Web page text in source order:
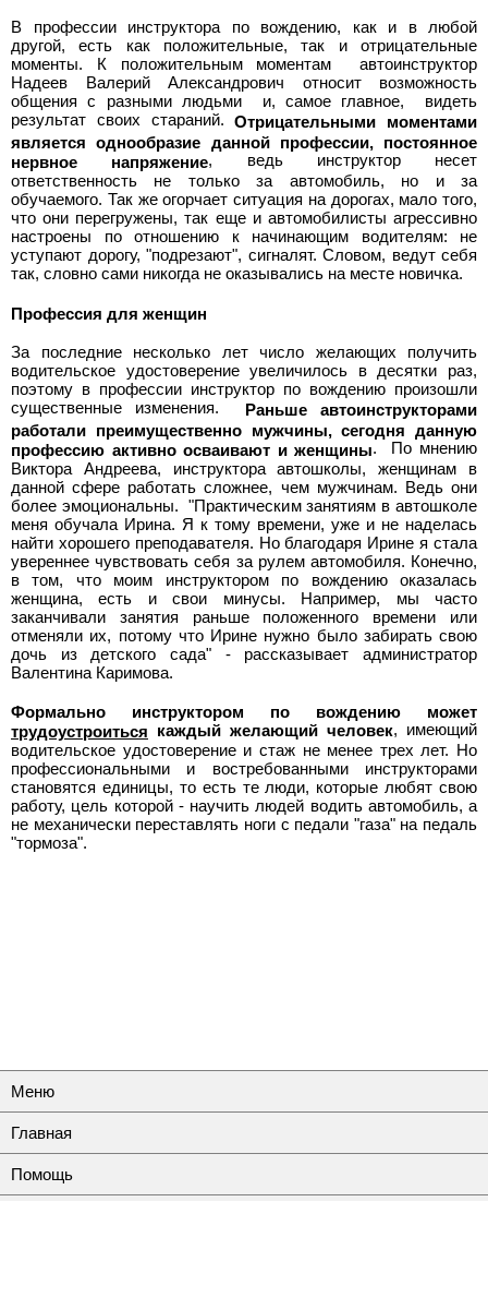
В профессии инструктора по вождению, как и в любой
другой, есть как положительные, так и отрицательные
моменты. К положительным моментам автоинструктор
Надеев Валерий Александрович относит возможность
общения с разными людьми и, самое главное, видеть
результат своих стараний.Отрицательными моментами
является однообразие данной профессии, постоянное
нервное напряжение, ведь инструктор несет
ответственность не только за автомобиль, но и за
обучаемого. Так же огорчает ситуация на дорогах, мало того,
что они перегружены, так еще и автомобилисты агрессивно
настроены по отношению к начинающим водителям: не
уступают дорогу, "подрезают", сигналят. Словом, ведут себя
так, словно сами никогда не оказывались на месте новичка.
Профессия для женщин
За последние несколько лет число желающих получить
водительское удостоверение увеличилось в десятки раз,
поэтому в профессии инструктор по вождению произошли
существенные изменения. Раньше автоинструкторами
работали преимущественно мужчины, сегодня данную
профессию активно осваивают и женщины. По мнению
Виктора Андреева, инструктора автошколы, женщинам в
данной сфере работать сложнее, чем мужчинам. Ведь они
более эмоциональны. "Практическим занятиям в автошколе
меня обучала Ирина. Я к тому времени, уже и не наделась
найти хорошего преподавателя. Но благодаря Ирине я стала
увереннее чувствовать себя за рулем автомобиля. Конечно,
в том, что моим инструктором по вождению оказалась
женщина, есть и свои минусы. Например, мы часто
заканчивали занятия раньше положенного времени или
отменяли их, потому что Ирине нужно было забирать свою
дочь из детского сада" - рассказывает администратор
Валентина Каримова.
Формально инструктором по вождению может
трудоустроиться каждый желающий человек, имеющий
водительское удостоверение и стаж не менее трех лет. Но
профессиональными и востребованными инструкторами
становятся единицы, то есть те люди, которые любят свою
работу, цель которой - научить людей водить автомобиль, а
не механически переставлять ноги с педали "газа" на педаль
"тормоза".
Меню
Главная
Помощь